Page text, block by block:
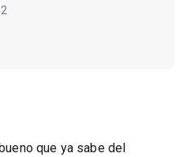
que ya sabe del